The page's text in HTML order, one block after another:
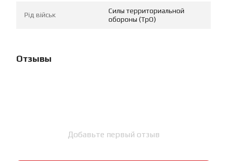
Рід військ
Силы территориальной
обороны (ТрО)
Отзывы
Добавьте первый отзыв